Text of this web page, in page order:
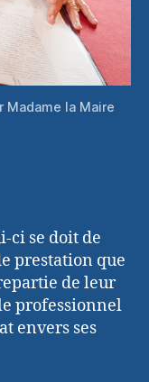
Madame la Maire
ci se doit de
prestation que
de leur
professionnel
envers ses